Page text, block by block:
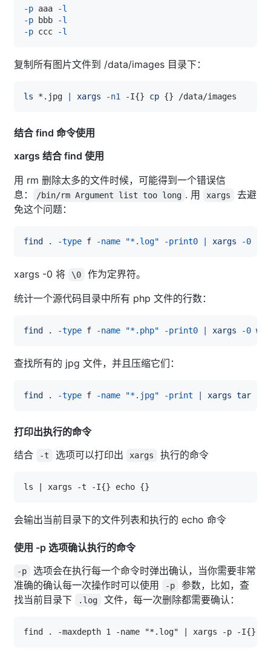
-p aaa
-l
-p bbb
-l
-p ccc -l
复制所有图片文件到 /data/images 目录下：
ls *.jpg xargs -n1 -I{} cp {}
结合 find 命令使用
xargs 结合 find 使用
用 rm 删除太多的文件时候，可能得到一个错误信
息：
/bin/rm Argument list too long . 用 xargs
去避
免这个问题：
find . -type f -name "*.log" -print0 xargs -0
xargs -0 将 \0
作为定界符。
统计一个源代码目录中所有 php 文件的行数：
find . -type f -name "*.php" -print0 xargs -0 wc
查找所有的 jpg 文件，并且压缩它们：
find . -type f -name "*.jpg" -print xargs tar
打印出执行的命令
结合
-t 选项可以打印出 xargs 执行的命令
会输出当前目录下的文件列表和执行的 echo 命令
使用 -p 选项确认执行的命令
-p
选项会在执行每一个命令时弹出确认，当你需要非常
准确的确认每一次操作时可以使用
-p
参数，比如，查
找当前目录下
.log 文件，每一次删除都需要确认：